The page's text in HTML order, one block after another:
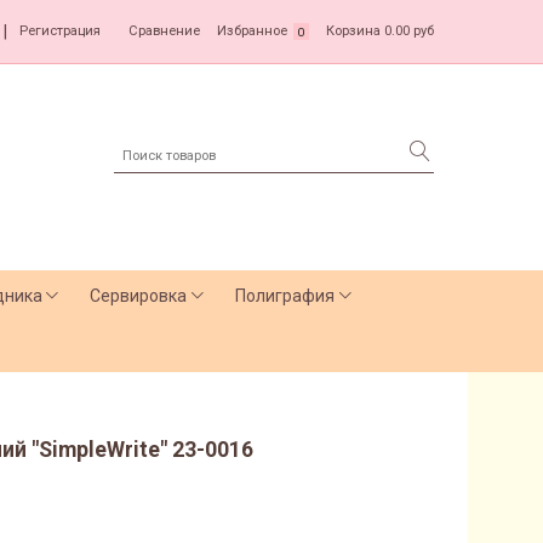
Регистрация Сравнение Избранное 0 Корзина 0.00 руб
Сервировка Полиграфия
"SimpleWrite" 23-0016